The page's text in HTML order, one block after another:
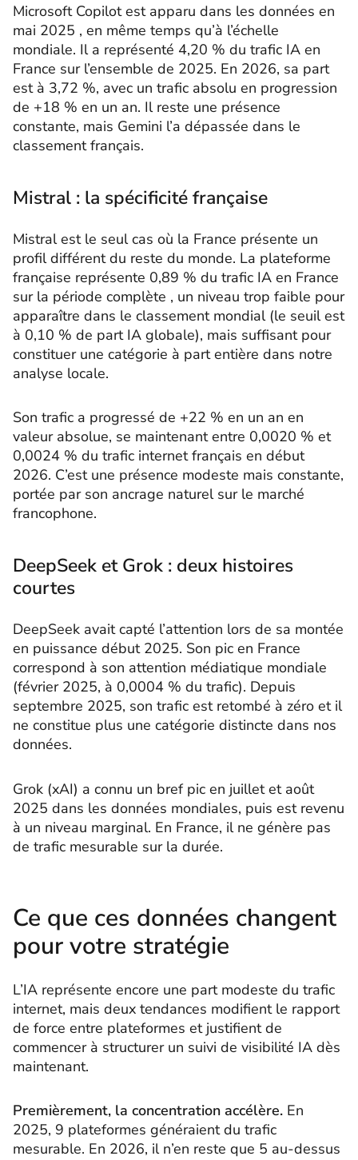
Microsoft Copilot est apparu dans les données en
mai 2025 , en même temps qu’à l’échelle
mondiale. Il a représenté 4,20 % du trafic IA en
France sur l’ensemble de 2025. En 2026, sa part
est à 3,72 %, avec un trafic absolu en progression
de +18 % en un an. Il reste une présence
constante, mais Gemini l’a dépassée dans le
classement français.
Mistral : la spécificité française
Mistral est le seul cas où la France présente un
profil différent du reste du monde. La plateforme
française représente 0,89 % du trafic IA en France
sur la période complète , un niveau trop faible pour
apparaître dans le classement mondial (le seuil est
à 0,10 % de part IA globale), mais suffisant pour
constituer une catégorie à part entière dans notre
analyse locale.
Son trafic a progressé de +22 % en un an en
valeur absolue, se maintenant entre 0,0020 % et
0,0024 % du trafic internet français en début
2026. C’est une présence modeste mais constante,
portée par son ancrage naturel sur le marché
francophone.
DeepSeek et Grok : deux histoires
courtes
DeepSeek avait capté l’attention lors de sa montée
en puissance début 2025. Son pic en France
correspond à son attention médiatique mondiale
(février 2025, à 0,0004 % du trafic). Depuis
septembre 2025, son trafic est retombé à zéro et il
ne constitue plus une catégorie distincte dans nos
données.
Grok (xAI) a connu un bref pic en juillet et août
2025 dans les données mondiales, puis est revenu
à un niveau marginal. En France, il ne génère pas
de trafic mesurable sur la durée.
Ce que ces données changent
pour votre stratégie
L’IA représente encore une part modeste du trafic
internet, mais deux tendances modifient le rapport
de force entre plateformes et justifient de
commencer à structurer un suivi de visibilité IA dès
maintenant.
Premièrement, la concentration accélère. En
2025, 9 plateformes généraient du trafic
mesurable. En 2026, il n’en reste que 5 au-dessus